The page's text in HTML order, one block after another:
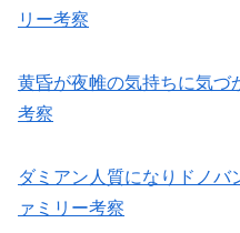
リー考察
黄昏が夜帷の気持ちに気づ
考察
ダミアン人質になりドノバ
ァミリー考察